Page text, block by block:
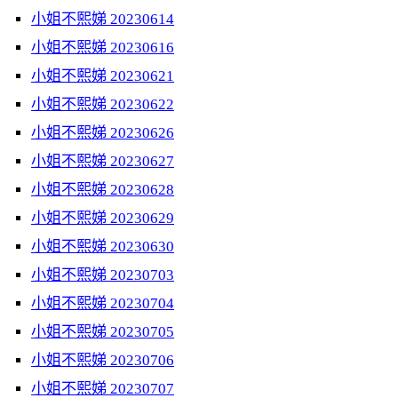
小姐不熙娣 20230614
小姐不熙娣 20230616
小姐不熙娣 20230621
小姐不熙娣 20230622
小姐不熙娣 20230626
小姐不熙娣 20230627
小姐不熙娣 20230628
小姐不熙娣 20230629
小姐不熙娣 20230630
小姐不熙娣 20230703
小姐不熙娣 20230704
小姐不熙娣 20230705
小姐不熙娣 20230706
小姐不熙娣 20230707